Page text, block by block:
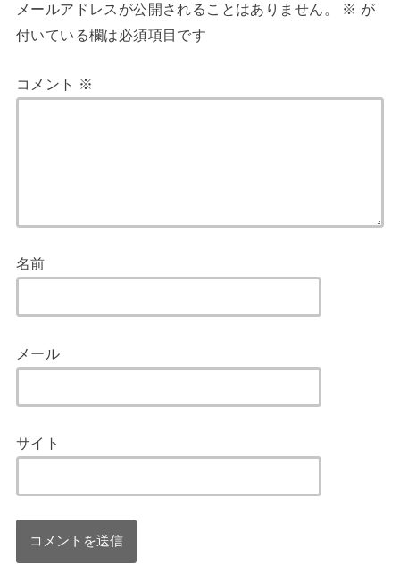
メールアドレスが公開されることはありません。 ※ が
付いている欄は必須項目です
コメント ※
名前
メール
サイト